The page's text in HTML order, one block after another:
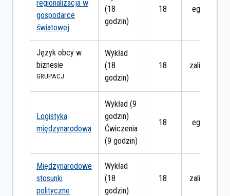
regionalizacja w
gospodarce
światowej
(18
godzin)
18 egzamin
Język obcy w
biznesie
GRUPACJ
Wykład
(18
godzin)
18 zaliczenie
Logistyka
międzynarodowa
Wykład (9
godzin)
Ćwiczenia
(9 godzin)
18 egzamin
Międzynarodowe
stosunki
polityczne
Wykład
(18
godzin)
18 zaliczenie